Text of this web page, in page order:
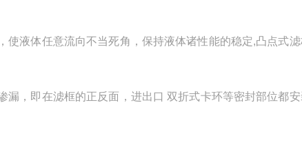
液体任意流向不当死角，保持液体诸性能的稳定,凸点式
，即在滤框的正反面，进出口 双折式卡环等密封部位都